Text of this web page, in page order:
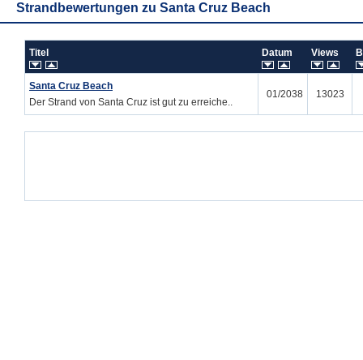
Strandbewertungen zu Santa Cruz Beach
Titel Datum Views
Santa Cruz Beach
Der Strand von Santa Cruz ist gut zu erreiche..
01/2038 13023